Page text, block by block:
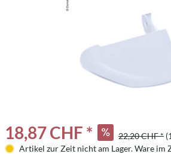
18,87 CHF * 22,20 CHF *
Artikel zur Zeit nicht am Lager. Ware im